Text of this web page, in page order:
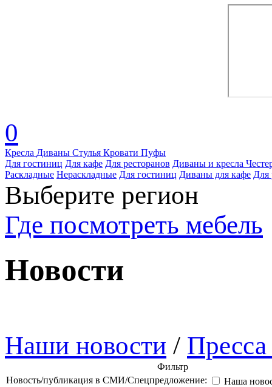
0
Кресла Диваны Стулья Кровати Пуфы
Для гостиниц Для кафе Для ресторанов Диваны и кресла
Раскладные Нераскладные Для гостиниц Диваны для кафе Для
Выберите регион
Где посмотреть мебель
Новости
Наши новости /
Фильтр
Новость/публикация в СМИ/Спецпредложение:
Наша